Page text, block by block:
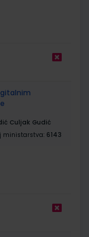
Culjak Gudić
ministarstva: 6143